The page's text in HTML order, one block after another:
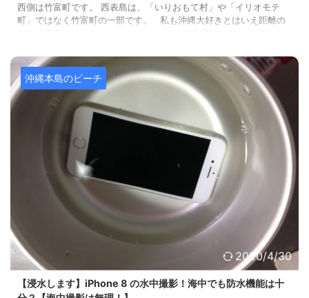
西側は竹富町です。 西表島は、「いりおもて村」や「イリオモテ
町」ではなく竹富町の一部です。 私も沖縄大好きとはいえ距離の
も美しいビーチはたくさんあるので、 意識を向けないと離島まで行
く ...
沖縄本島のビーチ
2020/4/30
【浸水します】iPhone 8 の水中撮影！海中でも防水機能は十